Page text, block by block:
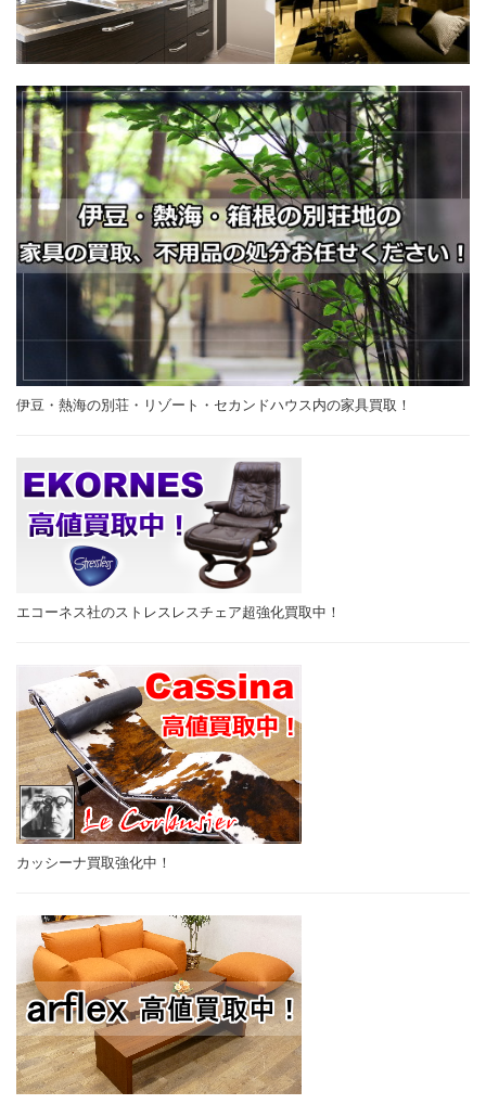
伊豆・熱海の別荘・リゾート・セカンドハウス内の家具買取！
エコーネス社のストレスレスチェア超強化買取中！
カッシーナ買取強化中！